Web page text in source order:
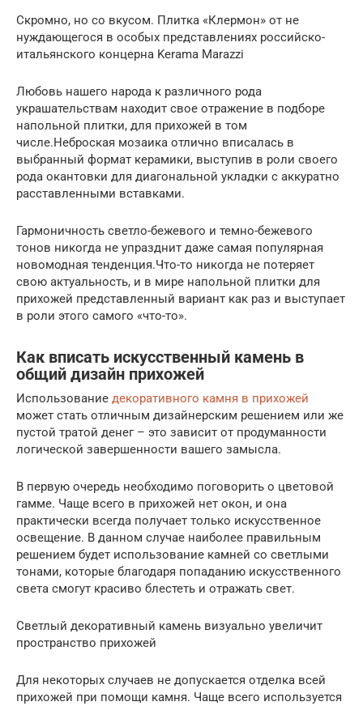
Скромно, но со вкусом. Плитка «Клермон» от не
нуждающегося в особых представлениях российско-
итальянского концерна Kerama Marazzi
Любовь нашего народа к различного рода
украшательствам находит свое отражение в подборе
напольной плитки, для прихожей в том
числе.Неброская мозаика отлично вписалась в
выбранный формат керамики, выступив в роли своего
рода окантовки для диагональной укладки с аккуратно
расставленными вставками.
Гармоничность светло-бежевого и темно-бежевого
тонов никогда не упразднит даже самая популярная
новомодная тенденция.Что-то никогда не потеряет
свою актуальность, и в мире напольной плитки для
прихожей представленный вариант как раз и выступает
в роли этого самого «что-то».
Как вписать искусственный камень в
общий дизайн прихожей
Использование декоративного камня в прихожей
может стать отличным дизайнерским решением или же
пустой тратой денег – это зависит от продуманности
логической завершенности вашего замысла.
В первую очередь необходимо поговорить о цветовой
гамме. Чаще всего в прихожей нет окон, и она
практически всегда получает только искусственное
освещение. В данном случае наиболее правильным
решением будет использование камней со светлыми
тонами, которые благодаря попаданию искусственного
света смогут красиво блестеть и отражать свет.
Светлый декоративный камень визуально увеличит
пространство прихожей
Для некоторых случаев не допускается отделка всей
прихожей при помощи камня. Чаще всего используется